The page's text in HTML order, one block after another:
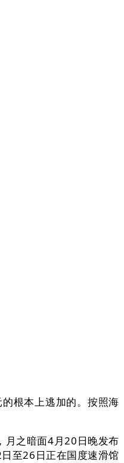
根本上逃加的。按照海
之暗面4月20日晚发布
至26日正在国度速滑馆